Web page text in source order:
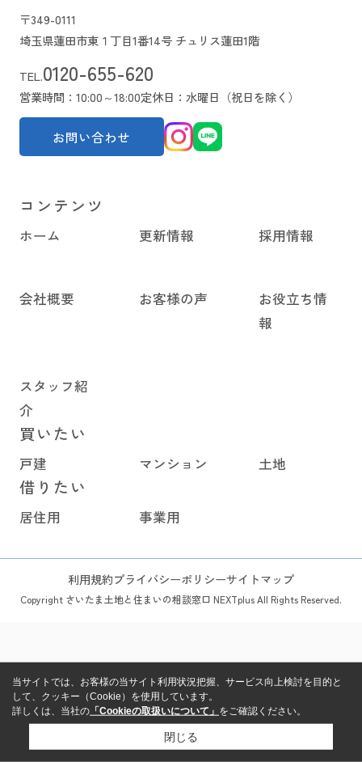
〒349-0111
埼玉県蓮田市東１丁目1番14号 チュリス蓮田1階
TEL.0120-655-620
営業時間：10:00～18:00定休日：水曜日（祝日を除く）
お問い合わせ
コンテンツ
ホーム 更新情報 採用情報
会社概要 お客様の声
お役立ち情
報
スタッフ紹
介
買いたい
戸建 マンション 土地
借りたい
居住用 事業用
利用規約プライバシーポリシーサイトマップ
Copyright さいたま土地と住まいの相談窓口 NEXTplus All Rights Reserved.
当サイトでは、お客様の当サイト利用状況把握、サービス向上検討を目的と
して、クッキー（Cookie）を使用しています。
詳しくは、当社の 「Cookieの取扱いについて」 をご確認ください。
閉じる